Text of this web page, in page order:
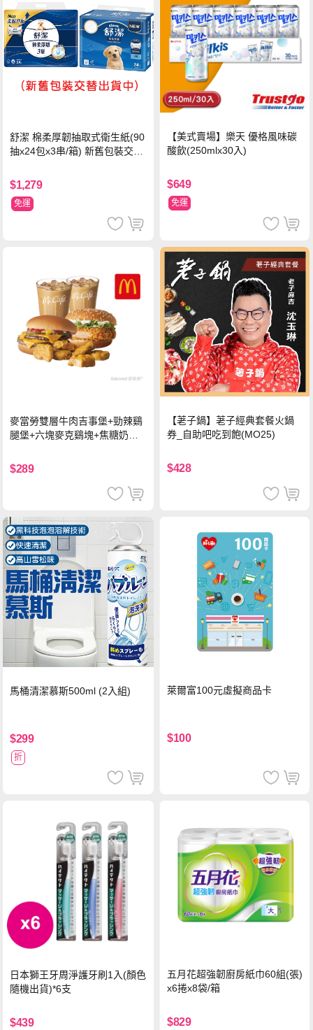
舒潔 棉柔厚韌抽取式衛生紙(90
抽x24包x3串/箱) 新舊包裝交替
$1,279
免運
【美式賣場】樂天 優格風味碳
酸飲(250mlx30入)
$649
免運
麥當勞雙層牛肉吉事堡+勁辣鷄
腿堡+六塊麥克鷄塊+焦糖奶茶
$289
【荖子鍋】荖子經典套餐火鍋
券_自助吧吃到飽(MO25)
$428
馬桶清潔慕斯500ml (2入組)
$299
折
萊爾富100元虛擬商品卡
$100
日本獅王牙周淨護牙刷1入(顏色
隨機出貨)*6支
$439
五月花超強韌廚房紙巾60組(張)
x6捲x8袋/箱
$829